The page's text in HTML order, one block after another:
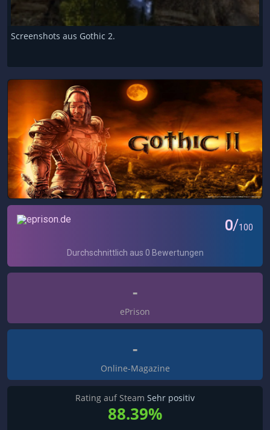
Screenshots aus Gothic 2.
-
ePrison
-
Online-Magazine
Rating auf Steam Sehr positiv
88.39%